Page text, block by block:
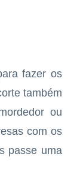
fazer os
também
ou
com os
passe uma